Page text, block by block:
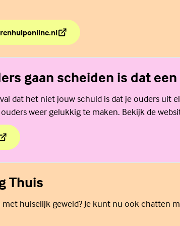
weg naar hulp?
gaan scheiden is dat
dat het niet jouw schuld is dat je ouders uit
weer gelukkig te maken. Bekijk de
gaan scheiden is dat een moeilijke tijd.
Thuis
huiselijk geweld? Je kunt nu ook chatten